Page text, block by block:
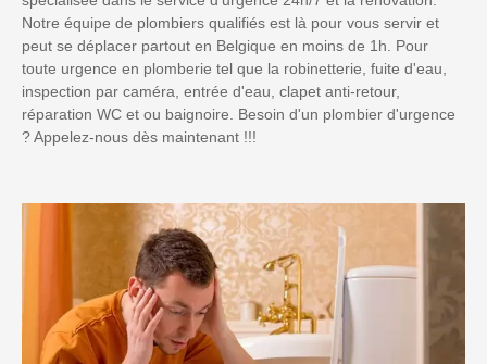
Notre équipe de plombiers qualifiés est là pour vous servir et
peut se déplacer partout en Belgique en moins de 1h. Pour
toute urgence en plomberie tel que la robinetterie, fuite d'eau,
inspection par caméra, entrée d'eau, clapet anti-retour,
réparation WC et ou baignoire. Besoin d'un plombier d'urgence
? Appelez-nous dès maintenant !!!